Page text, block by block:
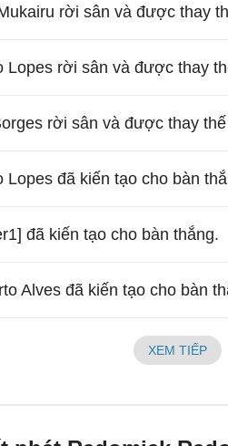
rời sân và được thay
Lopes rời sân và được thay
rời sân và được thay
Lopes đã kiến tạo cho bàn
đã kiến tạo cho bàn thắng.
Alves đã kiến tạo cho bàn
XEM TIẾP